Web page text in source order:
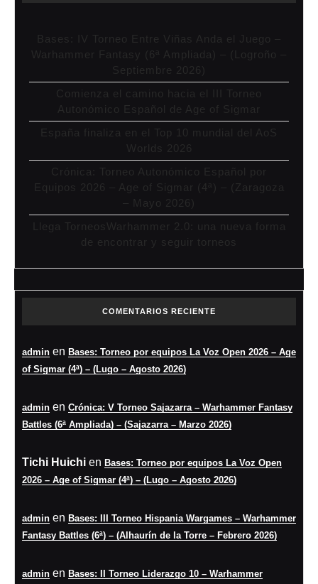
Bases: IV Torneo Entre Viñas Anda el Juego –
Warhammer Fantasy (6ª Ampliada) – (Logroño –
Septiembre 2026)
Comienza el camino hacia el III Torneo
Autonómico Español de Age of Sigmar
España finaliza en el Top 10 mundial del AoS
Worlds 2026
Crónica: Torneo Autonómico Español por
Equipos 2026 – Age of Sigmar (4ª) – (Zaragoza
– Mayo 2026)
Llega TorneosWarhammer 2.0: una nueva forma
de encontrar y seguir torneos
COMENTARIOS RECIENTE
admin en Bases: Torneo por equipos La Voz Open 2026 – Age
of Sigmar (4ª) – (Lugo – Agosto 2026)
admin en Crónica: V Torneo Sajazarra – Warhammer Fantasy
Battles (6ª Ampliada) – (Sajazarra – Marzo 2026)
Tichi Huichi en Bases: Torneo por equipos La Voz Open
2026 – Age of Sigmar (4ª) – (Lugo – Agosto 2026)
admin en Bases: III Torneo Hispania Wargames – Warhammer
Fantasy Battles (6ª) – (Alhaurín de la Torre – Febrero 2026)
admin en Bases: II Torneo Liderazgo 10 – Warhammer